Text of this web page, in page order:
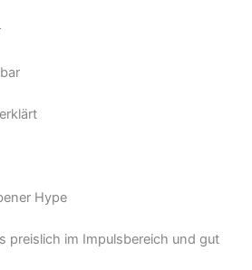
Hype
preislich im Impulsbereich und gut